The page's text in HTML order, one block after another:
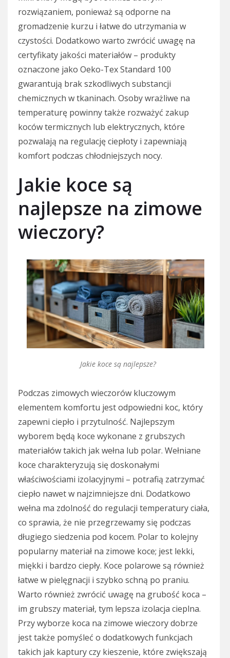
rozwiązaniem, ponieważ są odporne na
gromadzenie kurzu i łatwe do utrzymania w
czystości. Dodatkowo warto zwrócić uwagę na
certyfikaty jakości materiałów – produkty
oznaczone jako Oeko-Tex Standard 100
gwarantują brak szkodliwych substancji
chemicznych w tkaninach. Osoby wrażliwe na
temperaturę powinny także rozważyć zakup
koców termicznych lub elektrycznych, które
pozwalają na regulację ciepłoty i zapewniają
komfort podczas chłodniejszych nocy.
Jakie koce są
najlepsze na zimowe
wieczory?
Jakie koce są najlepsze?
Podczas zimowych wieczorów kluczowym
elementem komfortu jest odpowiedni koc, który
zapewni ciepło i przytulność. Najlepszym
wyborem będą koce wykonane z grubszych
materiałów takich jak wełna lub polar. Wełniane
koce charakteryzują się doskonałymi
właściwościami izolacyjnymi – potrafią zatrzymać
ciepło nawet w najzimniejsze dni. Dodatkowo
wełna ma zdolność do regulacji temperatury ciała,
co sprawia, że nie przegrzewamy się podczas
długiego siedzenia pod kocem. Polar to kolejny
popularny materiał na zimowe koce; jest lekki,
miękki i bardzo ciepły. Koce polarowe są również
łatwe w pielęgnacji i szybko schną po praniu.
Warto również zwrócić uwagę na grubość koca –
im grubszy materiał, tym lepsza izolacja cieplna.
Przy wyborze koca na zimowe wieczory dobrze
jest także pomyśleć o dodatkowych funkcjach
takich jak kaptury czy kieszenie, które zwiększają